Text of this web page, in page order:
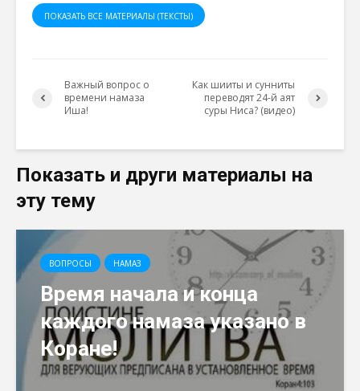
ПОКАЗАТЬ ВСЕ МАТЕРИАЛЫ (ТЕКСТЫ)
Важный вопрос о
времени намаза
Иша!
Как шииты и сунниты
переводят 24-й аят
суры Ниса? (видео)
Показать и други материалы на
эту тему
ВОПРОСЫ НАМАЗ
Время начала и конца
каждого намаза указано в
Коране!